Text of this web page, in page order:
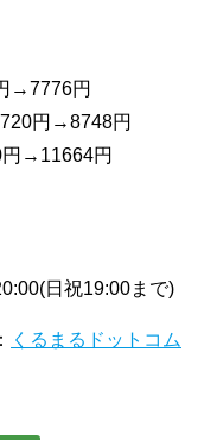
→7776円
円→8748円
円→11664円
日祝19:00まで)
くるまるドットコム